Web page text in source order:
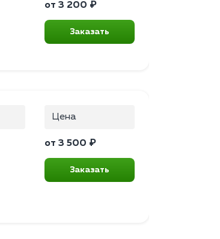
от 3 200 ₽
Заказать
Цена
от 3 500 ₽
Заказать